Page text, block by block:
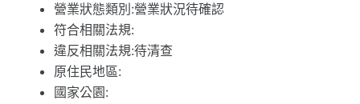
營業狀態類別:營業狀況待確認
符合相關法規:
違反相關法規:待清查
原住民地區:
國家公園: